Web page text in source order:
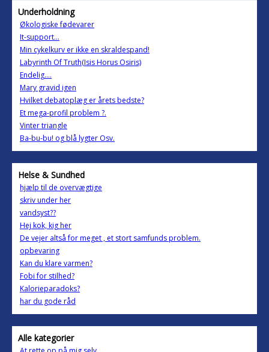
Underholdning
Økologiske fødevarer
It-support...
Min cykelkurv er ikke en skraldespand!
Labyrinth Of Truth(Isis Horus Osiris)
Endelig....
Mary gravid igen
Hvilket debatoplæg er årets bedste?
Et mega-profil problem ?.
Vinter triangle
Ba-bu-bu! og blå lygter Osv.
Helse & Sundhed
hjælp til de overvægtige
skriv under her
vandsyst??
Hej kok, kig her
De vejer altså for meget , et stort samfunds problem.
opbevaring
Kan du klare varmen?
Fobi for stilhed?
Kalorieparadoks?
har du gode råd
Alle kategorier